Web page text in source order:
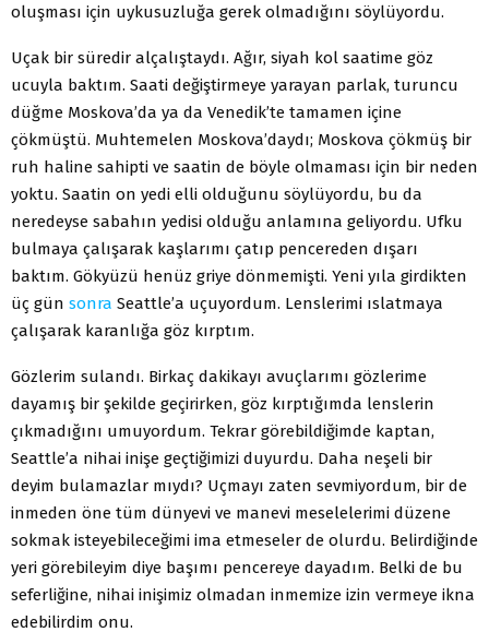
oluşması için uykusuzluğa gerek olmadığını söylüyordu.
Uçak bir süredir alçalıştaydı. Ağır, siyah kol saatime göz
ucuyla baktım. Saati değiştirmeye yarayan parlak, turuncu
düğme Moskova’da ya da Venedik’te tamamen içine
çökmüştü. Muhtemelen Moskova’daydı; Moskova çökmüş bir
ruh haline sahipti ve saatin de böyle olmaması için bir neden
yoktu. Saatin on yedi elli olduğunu söylüyordu, bu da
neredeyse sabahın yedisi olduğu anlamına geliyordu. Ufku
bulmaya çalışarak kaşlarımı çatıp pencereden dışarı
baktım. Gökyüzü henüz griye dönmemişti. Yeni yıla girdikten
üç gün sonra Seattle’a uçuyordum. Lenslerimi ıslatmaya
çalışarak karanlığa göz kırptım.
Gözlerim sulandı. Birkaç dakikayı avuçlarımı gözlerime
dayamış bir şekilde geçirirken, göz kırptığımda lenslerin
çıkmadığını umuyordum. Tekrar görebildiğimde kaptan,
Seattle’a nihai inişe geçtiğimizi duyurdu. Daha neşeli bir
deyim bulamazlar mıydı? Uçmayı zaten sevmiyordum, bir de
inmeden öne tüm dünyevi ve manevi meselelerimi düzene
sokmak isteyebileceğimi ima etmeseler de olurdu. Belirdiğinde
yeri görebileyim diye başımı pencereye dayadım. Belki de bu
seferliğine, nihai inişimiz olmadan inmemize izin vermeye ikna
edebilirdim onu.